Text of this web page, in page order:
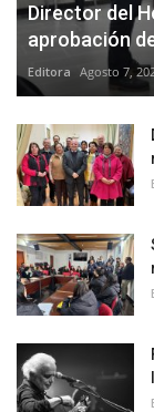
Director del
aprobación
Editora Agosto 7,